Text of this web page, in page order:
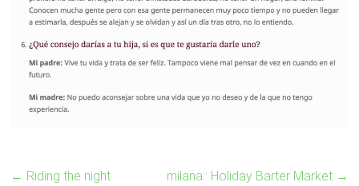
← Riding the night milana:: Holiday Barter Market →